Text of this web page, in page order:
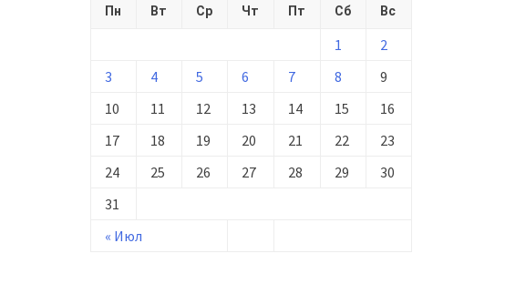
Пн Вт Ср Чт Пт Сб Вс
« Июл
1
2
3
4 5 6 7 8
9
10
11 12 13 14 15
16
17
18 19 20 21 22
23
24
25 26 27 28 29
30
31